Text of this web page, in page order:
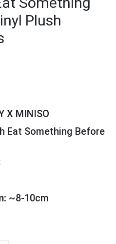
Plush
X MINISO
Eat Something Before
~8-10cm